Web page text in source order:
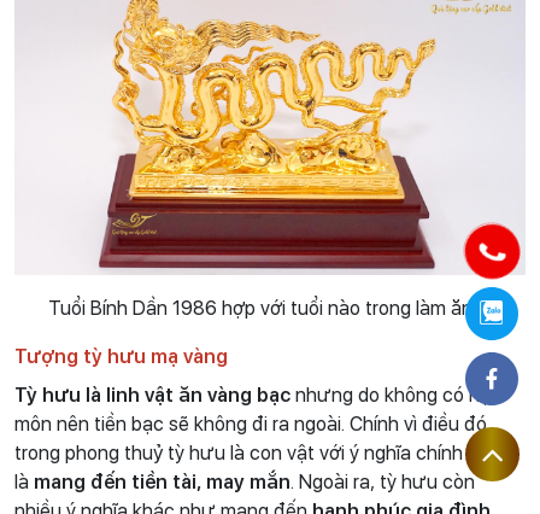
Tuổi Bính Dần 1986 hợp với tuổi nào trong làm ăn ?
Tượng tỳ hưu mạ vàng
Tỳ hưu là linh vật ăn vàng bạc nhưng do không có hậu
môn nên tiền bạc sẽ không đi ra ngoài. Chính vì điều đó,
trong phong thuỷ tỳ hưu là con vật với ý nghĩa chính
là mang đến tiền tài, may mắn. Ngoài ra, tỳ hưu còn